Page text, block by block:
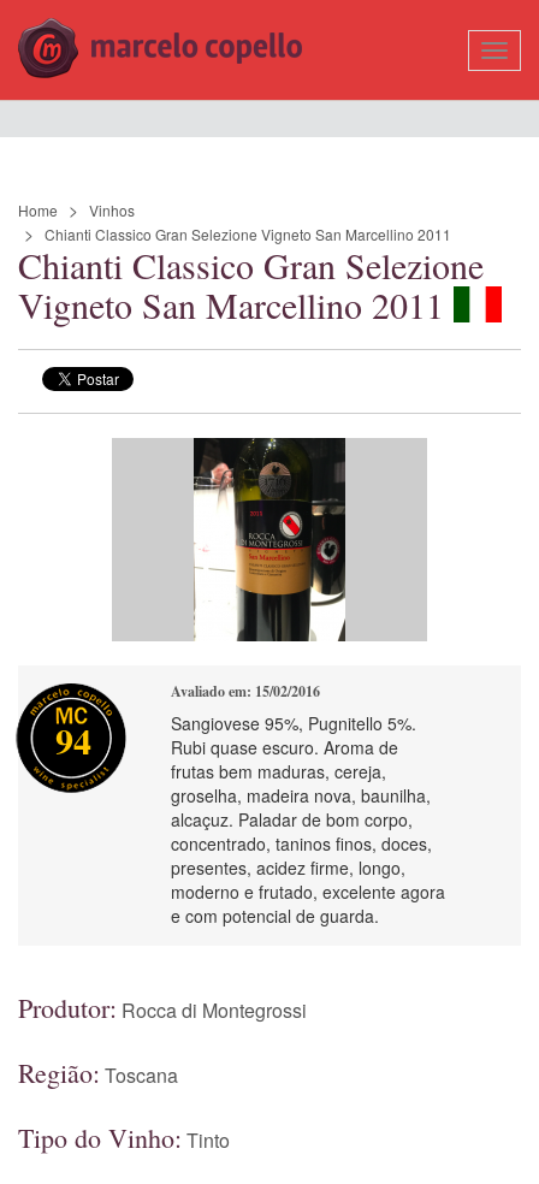
Home
Vinhos
Chianti Classico Gran Selezione Vigneto San Marcellino 2011
Chianti Classico Gran Selezione
Vigneto San Marcellino 2011
94
Avaliado em: 15/02/2016
Sangiovese 95%, Pugnitello 5%.
Rubi quase escuro. Aroma de
frutas bem maduras, cereja,
groselha, madeira nova, baunilha,
alcaçuz. Paladar de bom corpo,
concentrado, taninos finos, doces,
presentes, acidez firme, longo,
moderno e frutado, excelente agora
e com potencial de guarda.
Produtor: Rocca di Montegrossi
Região: Toscana
Tipo do Vinho: Tinto